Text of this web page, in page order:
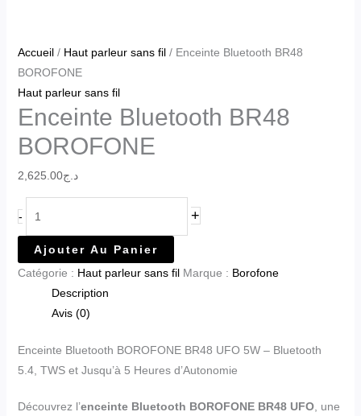
Accueil/ Haut parleur sans fil/ Enceinte Bluetooth BR48
BOROFONE
Haut parleur sans fil
Enceinte Bluetooth BR48
BOROFONE
د.ج2,625.00
- +
Ajouter Au Panier
Catégorie : Haut parleur sans fil Marque : Borofone
Description
Avis (0)
Enceinte Bluetooth BOROFONE BR48 UFO 5W – Bluetooth
5.4, TWS et Jusqu’à 5 Heures d’Autonomie
Découvrez l’enceinte Bluetooth BOROFONE BR48 UFO, une